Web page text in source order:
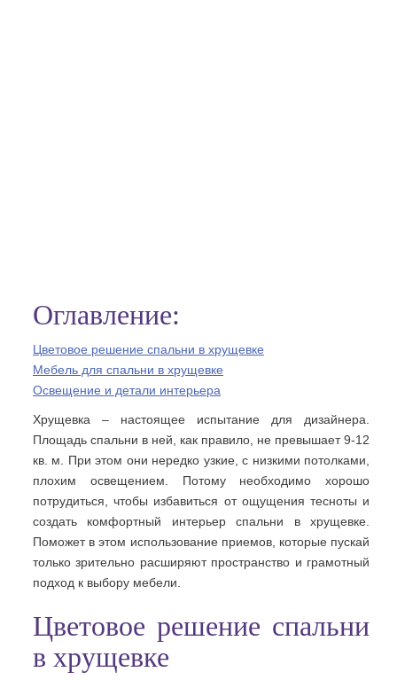
Оглавление:
Цветовое решение спальни в хрущевке
Мебель для спальни в хрущевке
Освещение и детали интерьера
Хрущевка – настоящее испытание для дизайнера.
Площадь спальни в ней, как правило, не превышает 9-12
кв. м. При этом они нередко узкие, с низкими потолками,
плохим освещением. Потому необходимо хорошо
потрудиться, чтобы избавиться от ощущения тесноты и
создать комфортный интерьер спальни в хрущевке.
Поможет в этом использование приемов, которые пускай
только зрительно расширяют пространство и грамотный
подход к выбору мебели.
Цветовое решение спальни
в хрущевке